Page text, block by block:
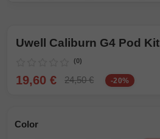
Uwell Caliburn G4 Pod Kit
(0)
19,60 € 24,50 € -20%
Color